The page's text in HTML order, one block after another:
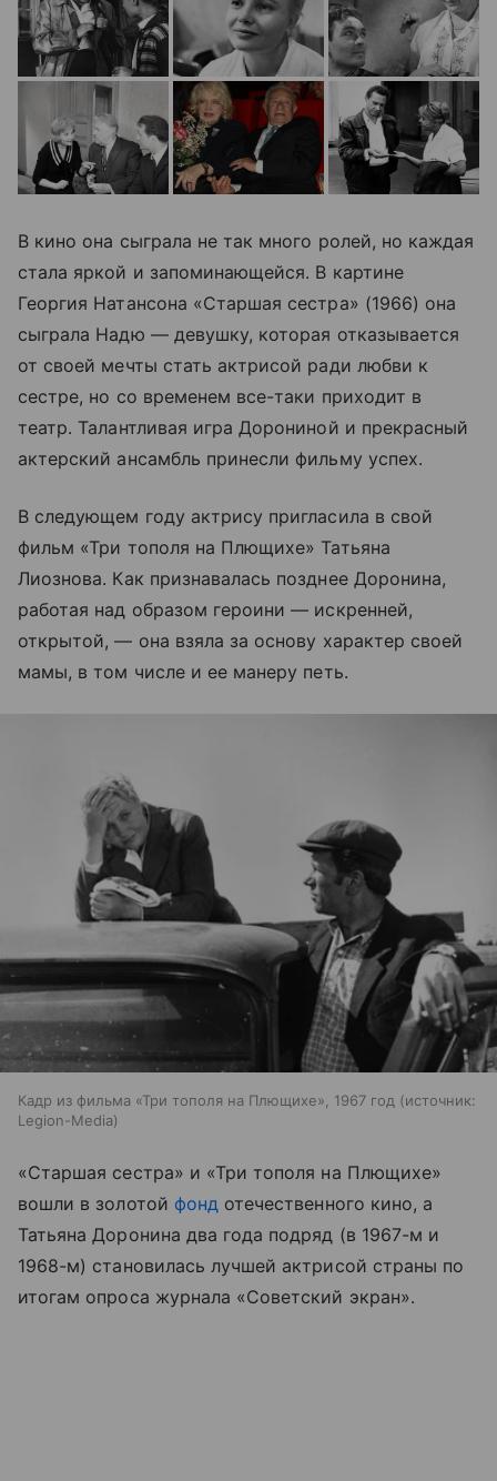
В кино она сыграла не так много ролей, но каждая
стала яркой и запоминающейся. В картине
Георгия Натансона «Старшая сестра» (1966) она
сыграла Надю — девушку, которая отказывается
от своей мечты стать актрисой ради любви к
сестре, но со временем все-таки приходит в
театр. Талантливая игра Дорониной и прекрасный
актерский ансамбль принесли фильму успех.
В следующем году актрису пригласила в свой
фильм «Три тополя на Плющихе» Татьяна
Лиознова. Как признавалась позднее Доронина,
работая над образом героини — искренней,
открытой, — она взяла за основу характер своей
мамы, в том числе и ее манеру петь.
Кадр из фильма «Три тополя на Плющихе», 1967 год
источник:
Legion-Media
«Старшая сестра» и «Три тополя на Плющихе»
вошли в золотой фонд отечественного кино, а
Татьяна Доронина два года подряд (в 1967-м и
1968-м) становилась лучшей актрисой страны по
итогам опроса журнала «Советский экран».